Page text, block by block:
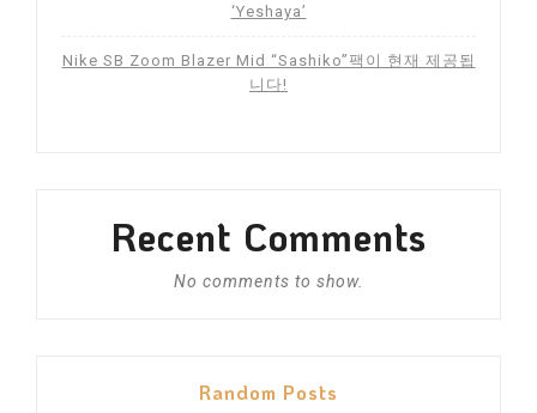
‘Yeshaya’
Nike SB Zoom Blazer Mid “Sashiko”팩이 현재 제공됩
니다!
Recent Comments
No comments to show.
Random Posts